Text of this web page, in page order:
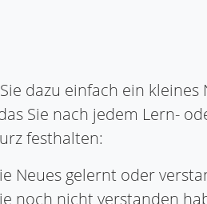
dazu einfach ein
Sie nach jedem Lern-
festhalten:
Neues gelernt oder
noch nicht verstanden